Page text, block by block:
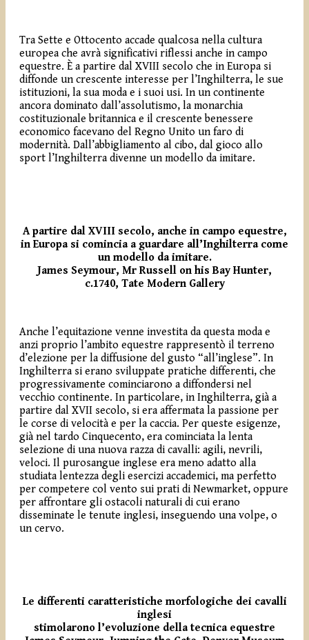
Tra Sette e Ottocento accade qualcosa nella cultura
europea che avrà significativi riflessi anche in campo
equestre. È a partire dal XVIII secolo che in Europa si
diffonde un crescente interesse per l’Inghilterra, le sue
istituzioni, la sua moda e i suoi usi. In un continente
ancora dominato dall’assolutismo, la monarchia
costituzionale britannica e il crescente benessere
economico facevano del Regno Unito un faro di
modernità. Dall’abbigliamento al cibo, dal gioco allo
sport l’Inghilterra divenne un modello da imitare.
A partire dal XVIII secolo, anche in campo equestre,
in Europa si comincia a guardare all’Inghilterra come
un modello da imitare.
James Seymour, Mr Russell on his Bay Hunter,
c.1740, Tate Modern Gallery
Anche l’equitazione venne investita da questa moda e
anzi proprio l’ambito equestre rappresentò il terreno
d’elezione per la diffusione del gusto “all’inglese”. In
Inghilterra si erano sviluppate pratiche differenti, che
progressivamente cominciarono a diffondersi nel
vecchio continente. In particolare, in Inghilterra, già a
partire dal XVII secolo, si era affermata la passione per
le corse di velocità e per la caccia. Per queste esigenze,
già nel tardo Cinquecento, era cominciata la lenta
selezione di una nuova razza di cavalli: agili, nevrili,
veloci. Il purosangue inglese era meno adatto alla
studiata lentezza degli esercizi accademici, ma perfetto
per competere col vento sui prati di Newmarket, oppure
per affrontare gli ostacoli naturali di cui erano
disseminate le tenute inglesi, inseguendo una volpe, o
un cervo.
Le differenti caratteristiche morfologiche dei cavalli
inglesi
stimolarono l’evoluzione della tecnica equestre